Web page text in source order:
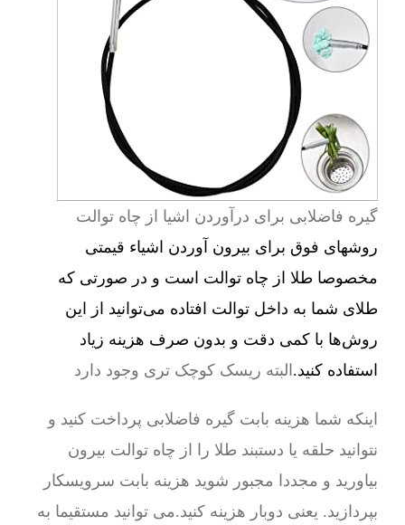
گیره فاضلابی برای درآوردن اشیا از چاه توالت
روشهای فوق برای بیرون آوردن اشیاء قیمتی
مخصوصا طلا از چاه توالت است و در صورتی که
طلای شما به داخل توالت افتاده می‌توانید از این
روش‌ها با کمی دقت و بدون صرف هزینه زیاد
استفاده کنید.البته ریسک کوچک تری وجود دارد
اینکه شما هزینه بابت گیره فاضلابی پرداخت کنید و
نتوانید حلقه یا دستبند طلا را از چاه توالت بیرون
بیاورید و مجددا مجبور شوید هزینه بابت سرویسکار
بپردازید. یعنی دوبار هزینه کنید.می توانید مستقیما به